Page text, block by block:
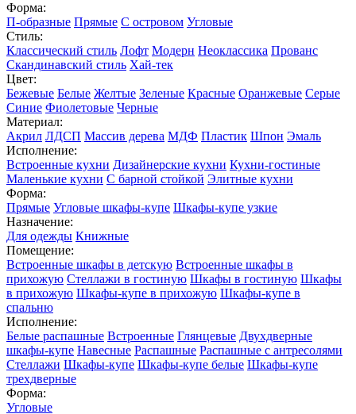
Форма:
П-образные Прямые С островом Угловые
Стиль:
Классический стиль Лофт Модерн Неоклассика Прованс
Скандинавский стиль Хай-тек
Цвет:
Бежевые Белые Желтые Зеленые Красные Оранжевые Серые
Синие Фиолетовые Черные
Материал:
Акрил ЛДСП Массив дерева МДФ Пластик Шпон Эмаль
Исполнение:
Встроенные кухни Дизайнерские кухни Кухни-гостиные
Маленькие кухни С барной стойкой Элитные кухни
Форма:
Прямые Угловые шкафы-купе Шкафы-купе узкие
Назначение:
Для одежды Книжные
Помещение:
Встроенные шкафы в детскую Встроенные шкафы в
прихожую Стеллажи в гостиную Шкафы в гостиную Шкафы
в прихожую Шкафы-купе в прихожую Шкафы-купе в
спальню
Исполнение:
Белые распашные Встроенные Глянцевые Двухдверные
шкафы-купе Навесные Распашные Распашные с антресолями
Стеллажи Шкафы-купе Шкафы-купе белые Шкафы-купе
трехдверные
Форма:
Угловые